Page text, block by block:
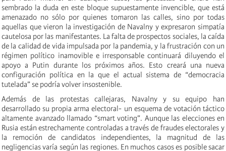
sembrado la duda en este bloque supuestamente invencible, que está
amenazado no sólo por quienes tomaron las calles, sino por todas
aquellas que vieron la investigación de Navalny y expresaron simpatía
cautelosa por las manifestantes. La falta de prospectos sociales, la caída
de la calidad de vida impulsada por la pandemia, y la frustración con un
régimen político inamovible e irresponsable continuará diluyendo el
apoyo a Putin durante los próximos años. Esto creará una nueva
configuración política en la que el actual sistema de “democracia
tutelada” se podría volver insostenible.
Además de las protestas callejaras, Navalny y su equipo han
desarrollado su propia arma electoral- un esquema de votación táctico
altamente avanzado llamado “smart voting”. Aunque las elecciones en
Rusia están estrechamente controladas a través de fraudes electorales y
la remoción de candidatos independientes, la magnitud de las
negligencias varía según las regiones. En muchos casos es posible sacar